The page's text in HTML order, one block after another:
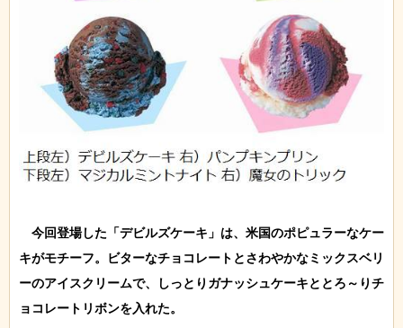
今回登場した「デビルズケーキ」は、米国のポピュラーなケー
キがモチーフ。ビターなチョコレートとさわやかなミックスベリ
ーのアイスクリームで、しっとりガナッシュケーキととろ～りチ
ョコレートリボンを入れた。